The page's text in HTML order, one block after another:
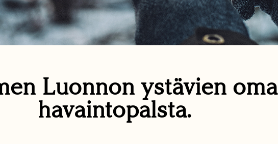
Luonnon ystävien oma
havaintopalsta.